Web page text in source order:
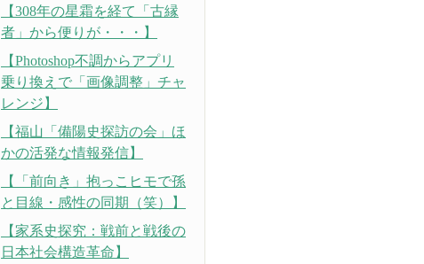
【308年の星霜を経て「古縁
者」から便りが・・・】
【Photoshop不調からアプリ
乗り換えで「画像調整」チャ
レンジ】
【福山「備陽史探訪の会」ほ
かの活発な情報発信】
【「前向き」抱っこヒモで孫
と目線・感性の同期（笑）】
【家系史探究：戦前と戦後の
日本社会構造革命】